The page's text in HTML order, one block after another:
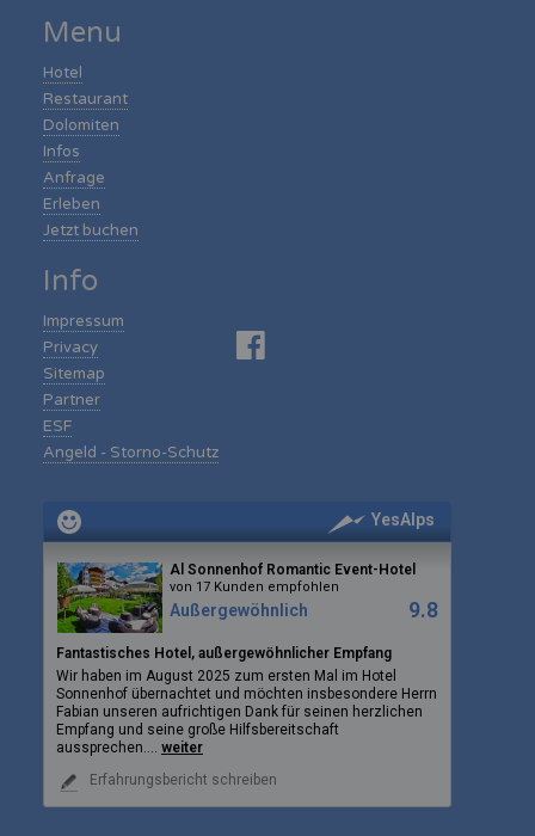
Menu
Hotel
Restaurant
Dolomiten
Infos
Anfrage
Erleben
Jetzt buchen
Info
Impressum
Privacy
Sitemap
Partner
ESF
Angeld - Storno-Schutz
YesAlps
Al Sonnenhof Romantic Event-Hotel
von 17 Kunden empfohlen
Außergewöhnlich 9.8
Fantastisches Hotel, außergewöhnlicher Empfang
Wir haben im August 2025 zum ersten Mal im Hotel
Sonnenhof übernachtet und möchten insbesondere Herrn
Fabian unseren aufrichtigen Dank für seinen herzlichen
Empfang und seine große Hilfsbereitschaft
aussprechen.... weiter
Erfahrungsbericht schreiben